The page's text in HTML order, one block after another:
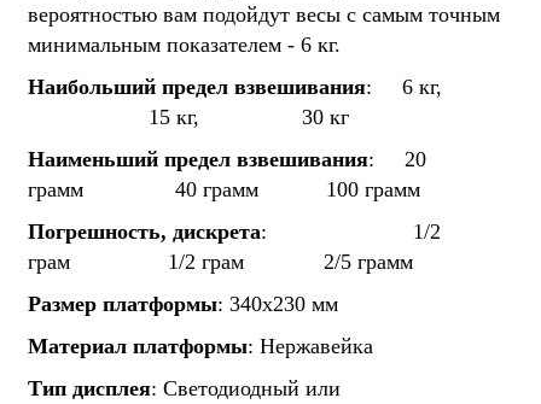
вероятностью вам подойдут весы с самым точным
минимальным показателем - 6 кг.
Наибольший предел взвешивания:
6 кг,
15 кг,
30 кг
Наименьший предел взвешивания:
20
грамм
40 грамм
100 грамм
Погрешность, дискрета:
1/2
грам
1/2 грам
2/5 грамм
Размер платформы: 340х230 мм
Материал платформы: Нержавейка
Тип дисплея: Светодиодный или